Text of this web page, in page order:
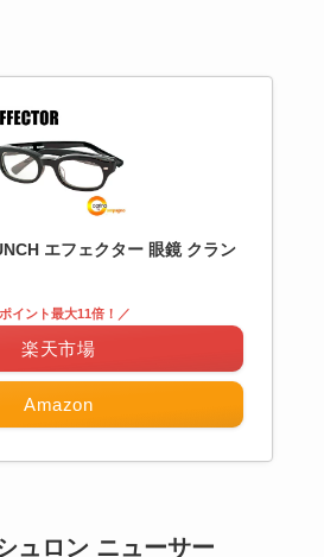
エフェクター 眼鏡 クラン
Amazon
イント最大11倍！／
楽天市場
ュロン ニューサー